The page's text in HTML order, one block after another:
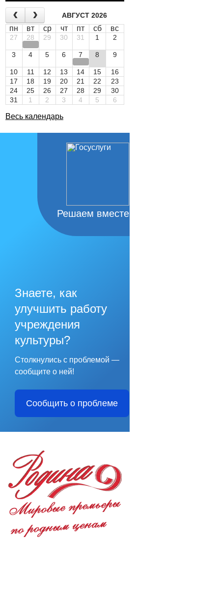
АВГУСТ 2026
пн вт ср чт пт сб вс
27 28 29 30 31 1 2
3 4 5 6 7 8 9
10 11 12 13 14 15
16
17
18 19 20 21 22
23
24
25 26 27 28 29
30
31
1 2 3 4 5 6
Весь календарь
Решаем вместе
Знаете, как
улучшить работу
учреждения
культуры?
Столкнулись с проблемой —
сообщите о ней!
Сообщить о проблеме